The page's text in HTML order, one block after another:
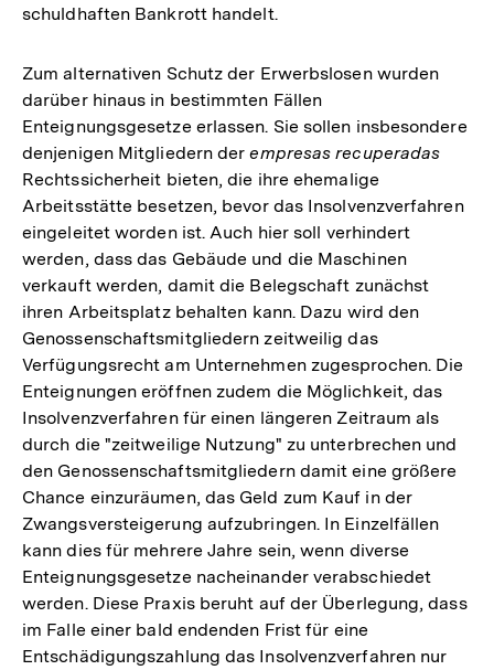
schuldhaften Bankrott handelt.
Zum alternativen Schutz der Erwerbslosen wurden
darüber hinaus in bestimmten Fällen
Enteignungsgesetze erlassen. Sie sollen insbesondere
denjenigen Mitgliedern derempresas recuperadas
Rechtssicherheit bieten, die ihre ehemalige
Arbeitsstätte besetzen, bevor das Insolvenzverfahren
eingeleitet worden ist. Auch hier soll verhindert
werden, dass das Gebäude und die Maschinen
verkauft werden, damit die Belegschaft zunächst
ihren Arbeitsplatz behalten kann. Dazu wird den
Genossenschaftsmitgliedern zeitweilig das
Verfügungsrecht am Unternehmen zugesprochen. Die
Enteignungen eröffnen zudem die Möglichkeit, das
Insolvenzverfahren für einen längeren Zeitraum als
durch die "zeitweilige Nutzung" zu unterbrechen und
den Genossenschaftsmitgliedern damit eine größere
Chance einzuräumen, das Geld zum Kauf in der
Zwangsversteigerung aufzubringen. In Einzelfällen
kann dies für mehrere Jahre sein, wenn diverse
Enteignungsgesetze nacheinander verabschiedet
werden. Diese Praxis beruht auf der Überlegung, dass
im Falle einer bald endenden Frist für eine
Entschädigungszahlung das Insolvenzverfahren nur